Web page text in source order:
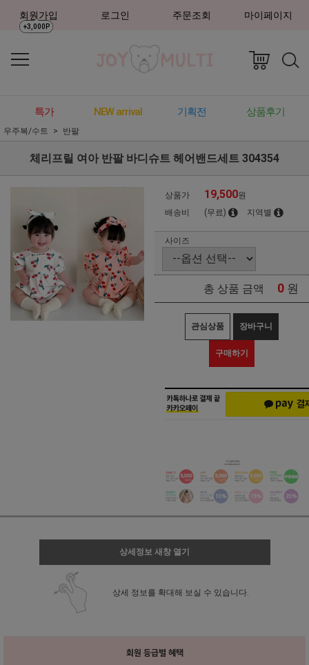
회원가입
+3,000P
로그인 주문조회 마이페이지
특가 NEW arrival 기획전 상품후기
우주복/수트 반팔
체리프릴 여아 반팔 바디슈트 헤어밴드세트 304354
상품가 19,500원
배송비
(무료) 지역별
사이즈
총 상품 금액 0 원
관심상품 장바구니
구매하기
상세정보 새창 열기
상세 정보를 확대해 보실 수 있습니다.